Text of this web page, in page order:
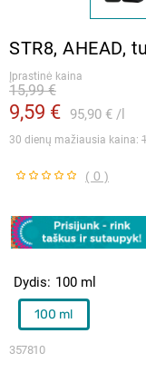
STR8, AHEAD,
Įprastinė kaina
9,59 € 95,90 €
15,99 €
30 dienų mažiausia kaina:
( 0 )
357810
Dydis 100 ml
100 ml